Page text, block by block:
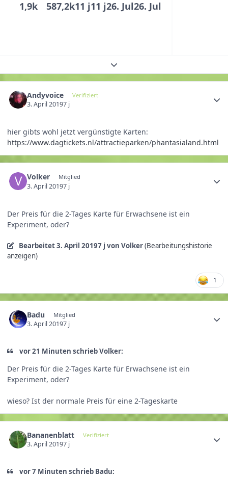
1,9k 587,2k11 j11 j26. Jul26. Jul
Themenübersicht erweitern
Andyvoice Verifiziert
3. April 20197 j
hier gibts wohl jetzt vergünstigte Karten:
https://www.dagtickets.nl/attractieparken/phantasialand.html
Volker Mitglied
3. April 20197 j
Der Preis für die 2-Tages Karte für Erwachsene ist ein
Experiment, oder?
Bearbeitet3. April 20197 j von Volker(Bearbeitungshistorie
anzeigen)
1
Badu Mitglied
3. April 20197 j
vor 21 Minuten schrieb Volker:
Der Preis für die 2-Tages Karte für Erwachsene ist ein
Experiment, oder?
wieso? Ist der normale Preis für eine 2-Tageskarte
Bananenblatt Verifiziert
3. April 20197 j
vor 7 Minuten schrieb Badu: